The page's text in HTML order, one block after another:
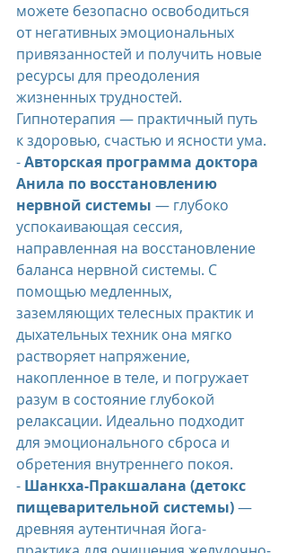
можете безопасно освободиться
от негативных эмоциональных
привязанностей и получить новые
ресурсы для преодоления
жизненных трудностей.
Гипнотерапия — практичный путь
к здоровью, счастью и ясности ума.
- Авторская программа доктора
Анила по восстановлению
нервной системы — глубоко
успокаивающая сессия,
направленная на восстановление
баланса нервной системы. С
помощью медленных,
заземляющих телесных практик и
дыхательных техник она мягко
растворяет напряжение,
накопленное в теле, и погружает
разум в состояние глубокой
релаксации. Идеально подходит
для эмоционального сброса и
обретения внутреннего покоя.
- Шанкха-Пракшалана (детокс
пищеварительной системы) —
древняя аутентичная йога-